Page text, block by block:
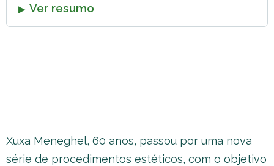
Ver resumo
Xuxa Meneghel, 60 anos, passou por uma nova
série de procedimentos estéticos, com o objetivo